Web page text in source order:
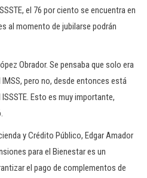
el 76 por ciento se encuentra en
al momento de jubilarse podrán
Obrador. Se pensaba que solo era
pero no, desde entonces está
Esto es muy importante,
y Crédito Público, Edgar Amador
para el Bienestar es un
el pago de complementos de